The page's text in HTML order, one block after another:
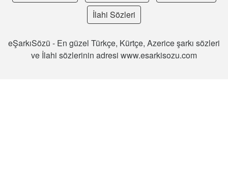
İlahi Sözleri
eŞarkıSözü - En güzel Türkçe, Kürtçe, Azerice şarkı sözleri
ve İlahi sözlerinin adresi www.esarkisozu.com